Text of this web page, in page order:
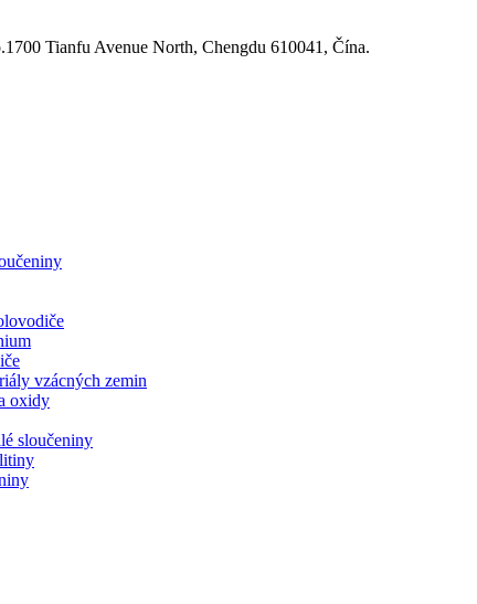
Tianfu Avenue North, Chengdu 610041, Čína.
vzácných zemin
oxidy
sloučeniny